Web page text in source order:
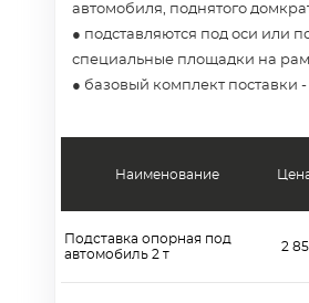
автомобиля, поднятого
● подставляются под оси или
специальные площадки на
● базовый комплект поставки
Наименование
Подставка опорная под
автомобиль 2 т
2